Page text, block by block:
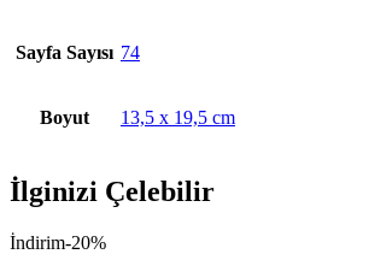
Sayfa Sayısı 74
Boyut 13,5 x 19,5 cm
İlginizi Çelebilir
İndirim-20%